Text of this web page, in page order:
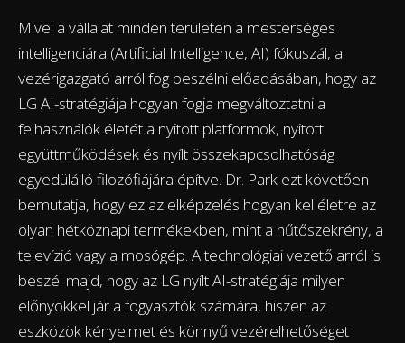
Mivel a vállalat minden területen a mesterséges
intelligenciára (Artificial Intelligence, AI) fókuszál, a
vezérigazgató arról fog beszélni előadásában, hogy az
LG AI-stratégiája hogyan fogja megváltoztatni a
felhasználók életét a nyitott platformok, nyitott
együttműködések és nyílt összekapcsolhatóság
egyedülálló filozófiájára építve. Dr. Park ezt követően
bemutatja, hogy ez az elképzelés hogyan kel életre az
olyan hétköznapi termékekben, mint a hűtőszekrény, a
televízió vagy a mosógép. A technológiai vezető arról is
beszél majd, hogy az LG nyílt AI-stratégiája milyen
előnyökkel jár a fogyasztók számára, hiszen az
eszközök kényelmet és könnyű vezérelhetőséget